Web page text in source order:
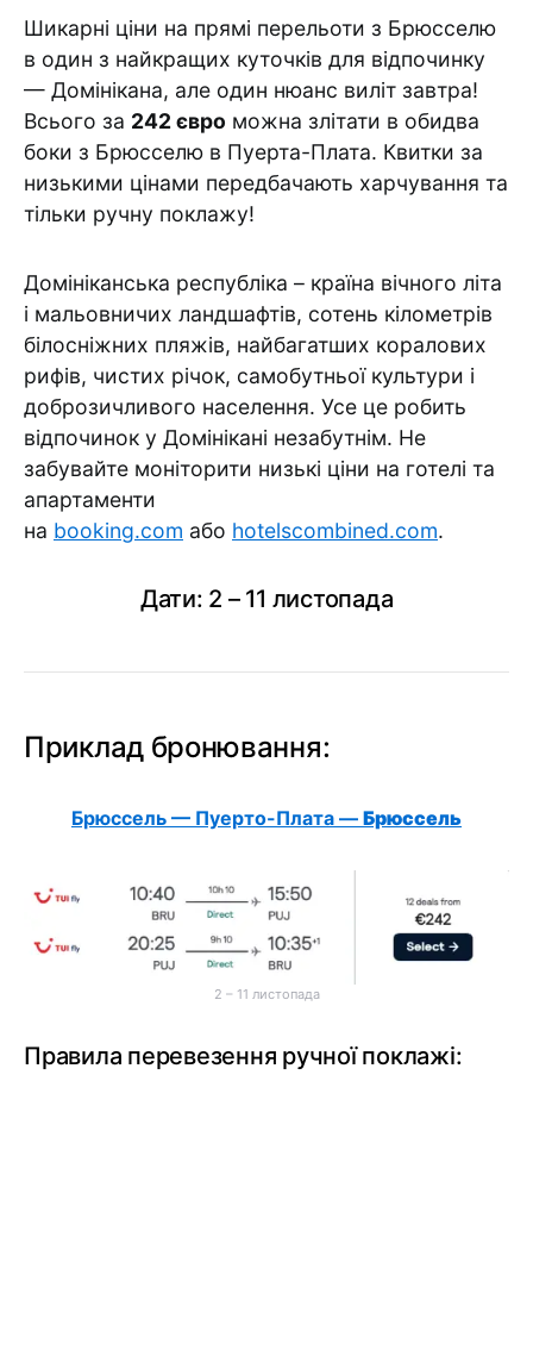
Шикарні ціни на прямі перельоти з Брюсселю
в один з найкращих куточків для відпочинку
— Домінікана, але один нюанс виліт завтра!
Всього за 242 євро можна злітати в обидва
боки з Брюсселю в Пуерта-Плата. Квитки за
низькими цінами передбачають харчування та
тільки ручну поклажу!
Домініканська республіка – країна вічного літа
і мальовничих ландшафтів, сотень кілометрів
білосніжних пляжів, найбагатших коралових
рифів, чистих річок, самобутньої культури і
доброзичливого населення. Усе це робить
відпочинок у Домінікані незабутнім. Не
забувайте моніторити низькі ціни на готелі та
апартаменти
на booking.com або hotelscombined.com.
Дати: 2 – 11 листопада
Приклад бронювання:
Брюссель — Пуерто-Плата — Брюссель
2 – 11 листопада
Правила перевезення ручної поклажі: